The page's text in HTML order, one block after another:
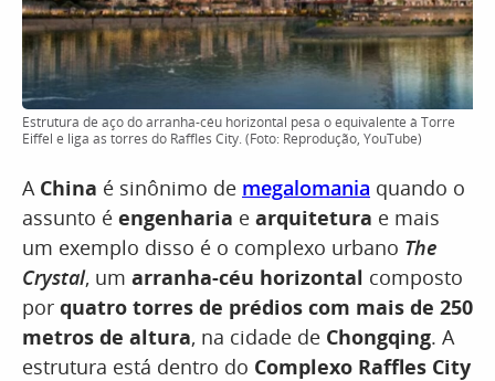
Estrutura de aço do arranha-céu horizontal pesa o equivalente à Torre
Eiffel e liga as torres do Raffles City. (Foto: Reprodução, YouTube)
A China é sinônimo de megalomania quando o
assunto é engenharia e arquitetura e mais
um exemplo disso é o complexo urbano The
Crystal, um arranha-céu horizontal composto
por quatro torres de prédios com mais de 250
metros de altura, na cidade de Chongqing. A
estrutura está dentro do Complexo Raffles City